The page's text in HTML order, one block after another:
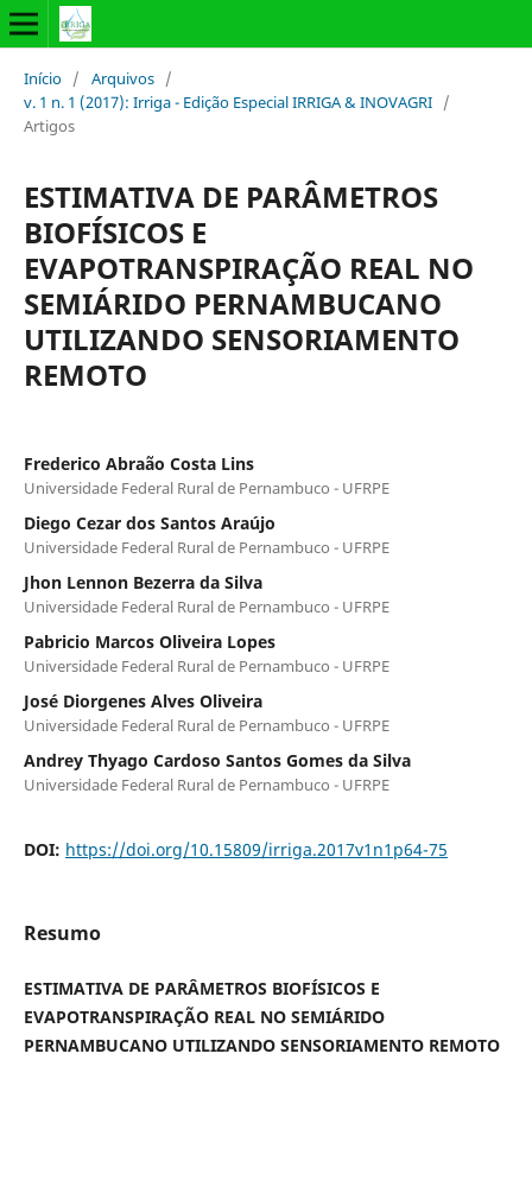
Início / Arquivos /
v. 1 n. 1 (2017): Irriga - Edição Especial IRRIGA & INOVAGRI /
Artigos
ESTIMATIVA DE PARÂMETROS
BIOFÍSICOS E
EVAPOTRANSPIRAÇÃO REAL NO
SEMIÁRIDO PERNAMBUCANO
UTILIZANDO SENSORIAMENTO
REMOTO
Frederico Abraão Costa Lins
Universidade Federal Rural de Pernambuco - UFRPE
Diego Cezar dos Santos Araújo
Universidade Federal Rural de Pernambuco - UFRPE
Jhon Lennon Bezerra da Silva
Universidade Federal Rural de Pernambuco - UFRPE
Pabricio Marcos Oliveira Lopes
Universidade Federal Rural de Pernambuco - UFRPE
José Diorgenes Alves Oliveira
Universidade Federal Rural de Pernambuco - UFRPE
Andrey Thyago Cardoso Santos Gomes da Silva
Universidade Federal Rural de Pernambuco - UFRPE
DOI: https://doi.org/10.15809/irriga.2017v1n1p64-75
Resumo
ESTIMATIVA DE PARÂMETROS BIOFÍSICOS E
EVAPOTRANSPIRAÇÃO REAL NO SEMIÁRIDO
PERNAMBUCANO UTILIZANDO SENSORIAMENTO REMOTO